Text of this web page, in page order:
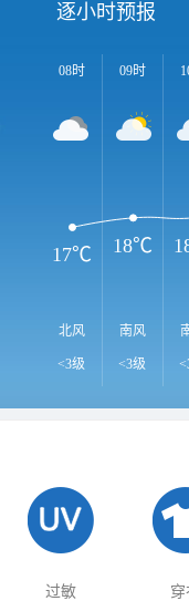
逐小时预报
08时
北风
<3级
09时
南风
<3级
17℃ 18℃
过敏 穿